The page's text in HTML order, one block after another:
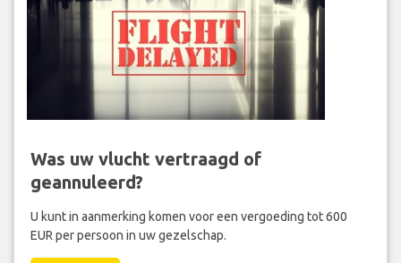
Was uw vlucht vertraagd of
geannuleerd?
U kunt in aanmerking komen voor een vergoeding tot 600
EUR per persoon in uw gezelschap.